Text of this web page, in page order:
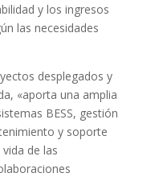
y los ingresos
las necesidades
desplegados y
«aporta una amplia
BESS, gestión
y soporte
de las